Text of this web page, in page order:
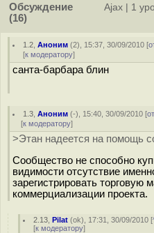
Обсуждение
(16)
Ajax 1
1.2 ,Аноним (2), 15:37, 30/09/2010 [
[к модератору]
санта-барбара блин
1.3 ,Аноним (-), 15:40, 30/09/2010 [
[к модератору]
>Этан надеется на помощь
Сообщество не способно
видимости отсутствие
зарегистрировать торговую
коммерциализации проекта.
2.13 ,Pilat (ok), 17:31, 30/09/2010 [
[к модератору]